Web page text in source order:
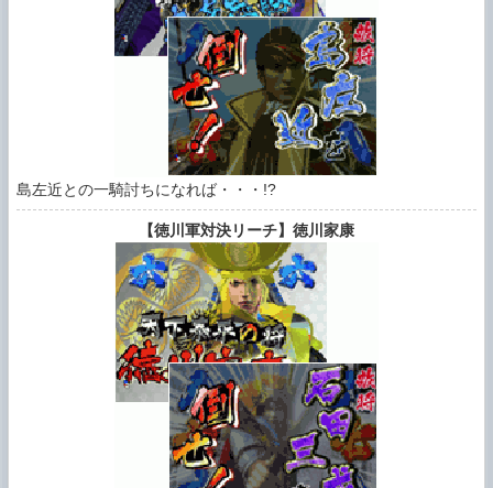
島左近との一騎討ちになれば・・・!?
【徳川軍対決リーチ】徳川家康